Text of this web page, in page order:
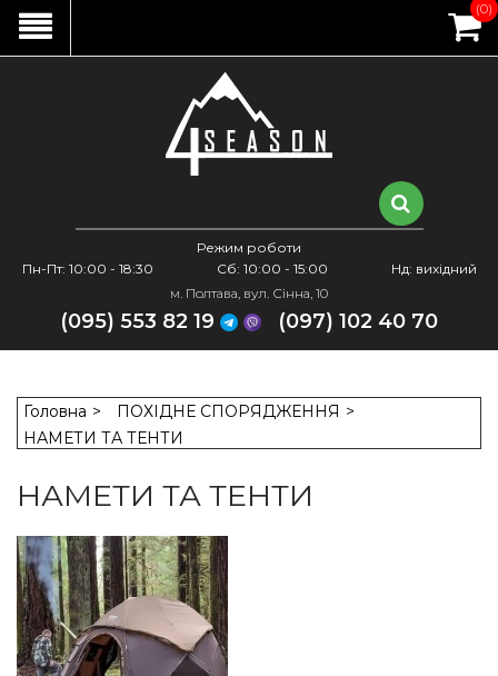
Режим роботи
Пн-Пт: 10:00 - 18:30
Сб: 10:00 - 15:00
Нд: вихідний
м. Полтава, вул. Сінна, 10
(095) 553 82 19 (097) 102 40 70
(0)
Головна
ПОХІДНЕ СПОРЯДЖЕННЯ
НАМЕТИ ТА ТЕНТИ
НАМЕТИ ТА ТЕНТИ